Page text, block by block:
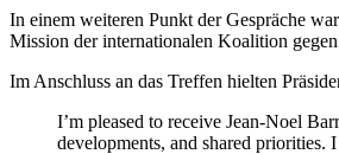
In einem weiteren Punkt der Gespräche
Mission der internationalen Koalition
Im Anschluss an das Treffen hielten
I’m pleased to receive Jean-Noel
developments, and shared